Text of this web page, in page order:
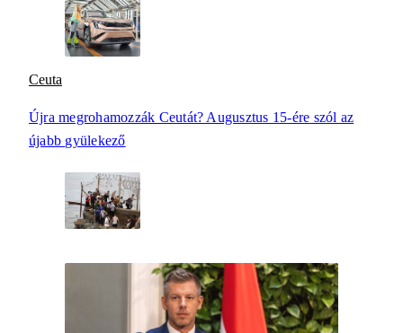
Ceuta
Újra megrohamozzák Ceutát? Augusztus 15-ére szól az
újabb gyülekező